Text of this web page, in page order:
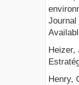
Journal
Heizer,
Henry,